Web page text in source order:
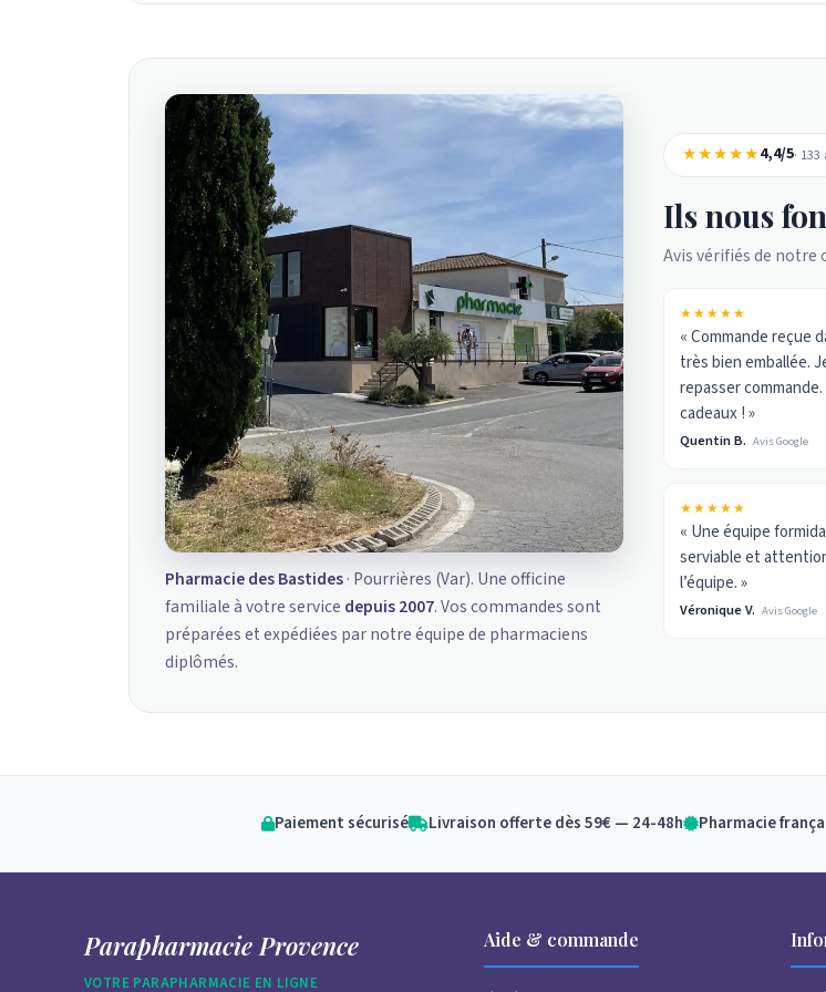
Pharmacie des Bastides· Pourrières (Var). Une officine
familiale à votre service depuis 2007. Vos commandes sont
préparées et expédiées par notre équipe de pharmaciens
diplômés.
★★★★★4,4/5·
Ils nous
Avis vérifiés de notre
★★★★★
« Commande reçue
très bien emballée.
repasser
cadeaux ! »
Quentin B. Avis Google
★★★★★
« Une équipe
serviable et
l’équipe. »
Véronique V. Avis Google
Paiement sécurisé Livraison offerte dès 59€ — 24-48h Pharmacie
Parapharmacie Provence
VOTRE PARAPHARMACIE EN LIGNE
Aide & commande